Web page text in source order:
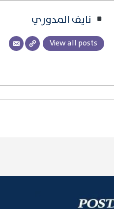
نايف المدوري
View all posts